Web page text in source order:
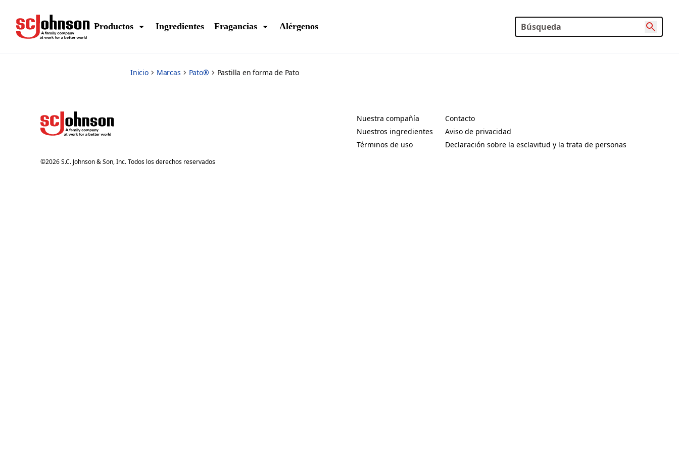
Productos Ingredientes Fragancias Alérgenos
Inicio Marcas Pato® Pastilla en forma de Pato
©2026S.C. Johnson & Son, Inc. Todos los derechos reservados
Nuestra compañía
(Opens in a new tab)
Nuestros ingredientes
(Opens in a new tab)
Términos de uso
(Opens in a new tab)
Contacto
(Opens in a new tab)
Aviso de privacidad
(Opens in a new tab)
Declaración sobre la esclavitud y la trata de personas
(Opens in a new tab)